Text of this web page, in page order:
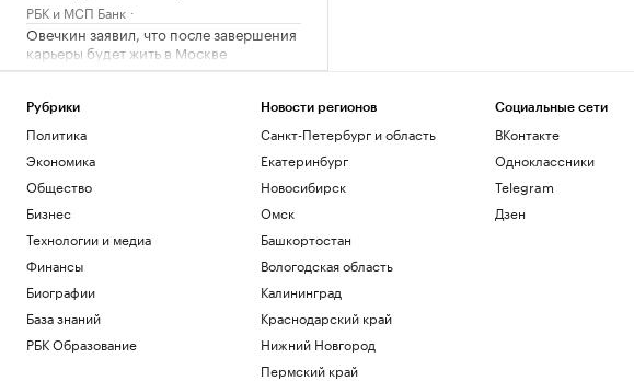
РБК и МСП Банк
Овечкин заявил, что после завершения
карьеры будет жить в Москве
Спорт
Фермы, рестораны и отели Дальнего
Востока. Гастрогид
РБК и РСХБ
У побережья Турции обнаружили
неизвестный беспилотник
Политика
дорогих трансферов в своей истории
Спорт
Премьер Болгарии сообщил о взрыве
беспилотника рядом с газопроводом
Политика
Развожаев сообщил подробности двух
Рубрики
Политика
Экономика
Общество
Бизнес
Технологии и медиа
Финансы
Биографии
База знаний
РБК Образование
Новости регионов
Санкт-Петербург и область
Екатеринбург
Новосибирск
Омск
Башкортостан
Вологодская область
Калининград
Краснодарский край
Нижний Новгород
Пермский край
Социальные сети
ВКонтакте
Одноклассники
Telegram
Дзен